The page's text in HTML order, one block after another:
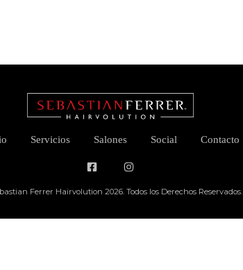
Servicios Salones Social Contacto
Ferrer Hairvolution 2026. Todos los Derechos Reservados.